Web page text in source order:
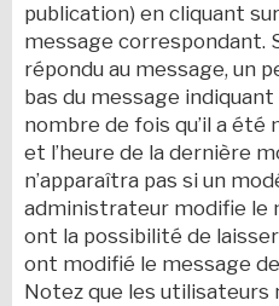
publication) en cliquant
message correspondant.
répondu au message, un
bas du message indiquant
nombre de fois qu’il a été
et l’heure de la dernière
n’apparaîtra pas si un
administrateur modifie le
ont la possibilité de
ont modifié le message
Notez que les utilisateurs